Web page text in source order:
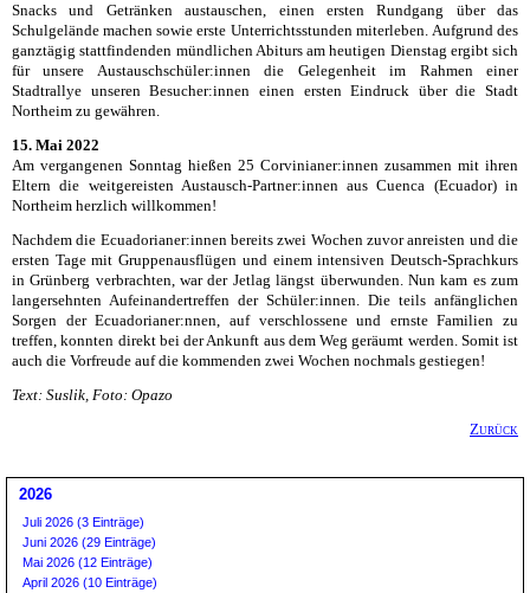
Snacks und Getränken austauschen, einen ersten Rundgang über das
Schulgelände machen sowie erste Unterrichtsstunden miterleben. Aufgrund des
ganztägig stattfindenden mündlichen Abiturs am heutigen Dienstag ergibt sich
für unsere Austauschschüler:innen die Gelegenheit im Rahmen einer
Stadtrallye unseren Besucher:innen einen ersten Eindruck über die Stadt
Northeim zu gewähren.
15. Mai 2022
Am vergangenen Sonntag hießen 25 Corvinianer:innen zusammen mit ihren
Eltern die weitgereisten Austausch-Partner:innen aus Cuenca (Ecuador) in
Northeim herzlich willkommen!
Nachdem die Ecuadorianer:innen bereits zwei Wochen zuvor anreisten und die
ersten Tage mit Gruppenausflügen und einem intensiven Deutsch-Sprachkurs
in Grünberg verbrachten, war der Jetlag längst überwunden. Nun kam es zum
langersehnten Aufeinandertreffen der Schüler:innen. Die teils anfänglichen
Sorgen der Ecuadorianer:nnen, auf verschlossene und ernste Familien zu
treffen, konnten direkt bei der Ankunft aus dem Weg geräumt werden. Somit ist
auch die Vorfreude auf die kommenden zwei Wochen nochmals gestiegen!
Text: Suslik, Foto: Opazo
Zurück
2026
Juli 2026 (3 Einträge)
Juni 2026 (29 Einträge)
Mai 2026 (12 Einträge)
April 2026 (10 Einträge)